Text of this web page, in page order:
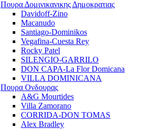
Πουρα Δομινικανικης Δημοκρατιας
Davidoff-Zino
Macanudo
Santiago-Dominikos
Vegafina-Cuesta Rey
Rocky Patel
SILENGIO-GARRILO
DON CAPA-La Flor Domicana
VILLA DOMINICANA
Πουρα Ονδουρας
A&G Mourtides
Villa Zamorano
CORRIDA-DON TOMAS
Alex Bradley